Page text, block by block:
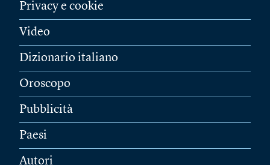
Privacy e cookie
Video
Dizionario italiano
Oroscopo
Pubblicità
Paesi
Autori